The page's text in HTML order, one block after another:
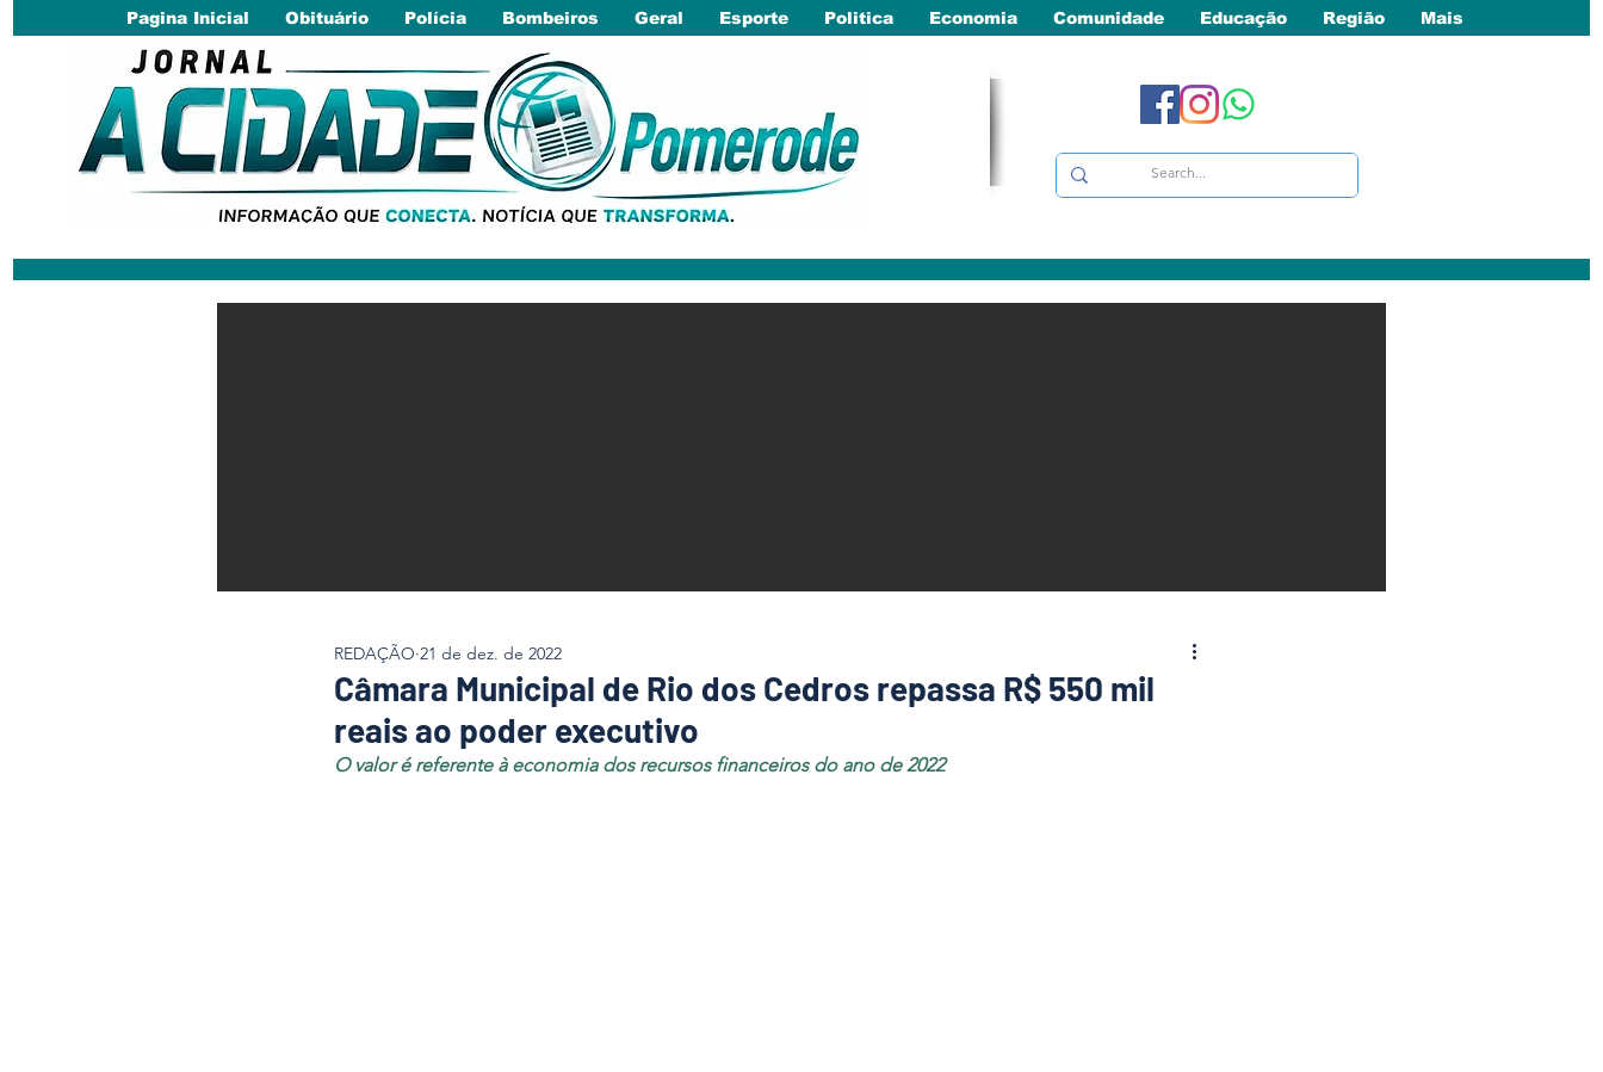
Pagina Inicial Obituário Polícia Bombeiros Geral Esporte Politica Economia Comunidade Educação Região Mais
Câmara Municipal de Rio dos Cedros repassa R$ 550 mil
reais ao poder executivo
REDAÇÃO 21 de dez. de 2022
O valor é referente à economia dos recursos financeiros do ano de 2022